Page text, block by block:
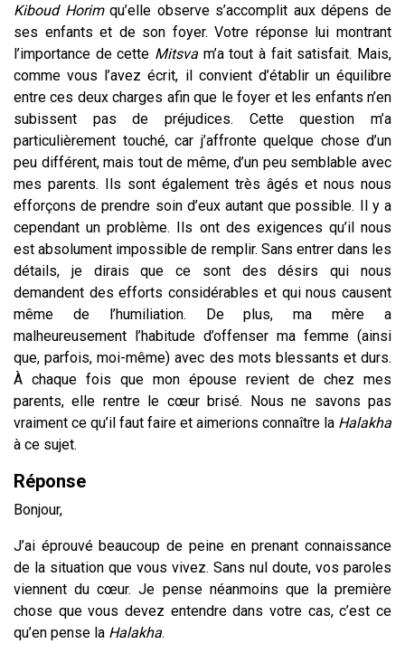
Kiboud Horimqu’elle observe s’accomplit aux dépens de
ses enfants et de son foyer. Votre réponse lui montrant
l’importance de cette Mitsva m’a tout à fait satisfait. Mais,
comme vous l’avez écrit, il convient d’établir un équilibre
entre ces deux charges afin que le foyer et les enfants n’en
subissent pas de préjudices. Cette question m’a
particulièrement touché, car j’affronte quelque chose d’un
peu différent, mais tout de même, d’un peu semblable avec
mes parents. Ils sont également très âgés et nous nous
efforçons de prendre soin d’eux autant que possible. Il y a
cependant un problème. Ils ont des exigences qu’il nous
est absolument impossible de remplir. Sans entrer dans les
détails, je dirais que ce sont des désirs qui nous
demandent des efforts considérables et qui nous causent
même de l’humiliation. De plus, ma mère a
malheureusement l’habitude d’offenser ma femme (ainsi
que, parfois, moi-même) avec des mots blessants et durs.
À chaque fois que mon épouse revient de chez mes
parents, elle rentre le cœur brisé. Nous ne savons pas
vraiment ce qu’il faut faire et aimerions connaître la Halakha
à ce sujet.
Réponse
Bonjour,
J’ai éprouvé beaucoup de peine en prenant connaissance
de la situation que vous vivez. Sans nul doute, vos paroles
viennent du cœur. Je pense néanmoins que la première
chose que vous devez entendre dans votre cas, c’est ce
qu’en pense la Halakha.